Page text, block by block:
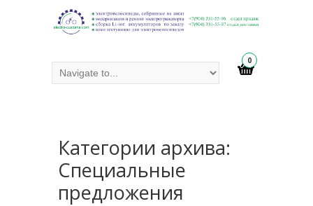
0
Категории архива:
Специальные
предложения